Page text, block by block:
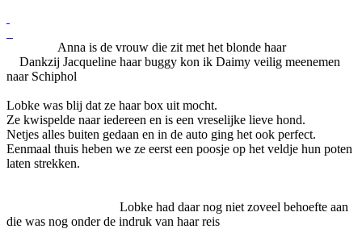
Anna is de vrouw die zit met het blonde haar
Dankzij Jacqueline haar buggy kon ik Daimy veilig meenemen
naar Schiphol
Lobke was blij dat ze haar box uit mocht.
Ze kwispelde naar iedereen en is een vreselijke lieve hond.
Netjes alles buiten gedaan en in de auto ging het ook perfect.
Eenmaal thuis heben we ze eerst een poosje op het veldje hun poten
laten strekken.
Lobke had daar nog niet zoveel behoefte aan
die was nog onder de indruk van haar reis